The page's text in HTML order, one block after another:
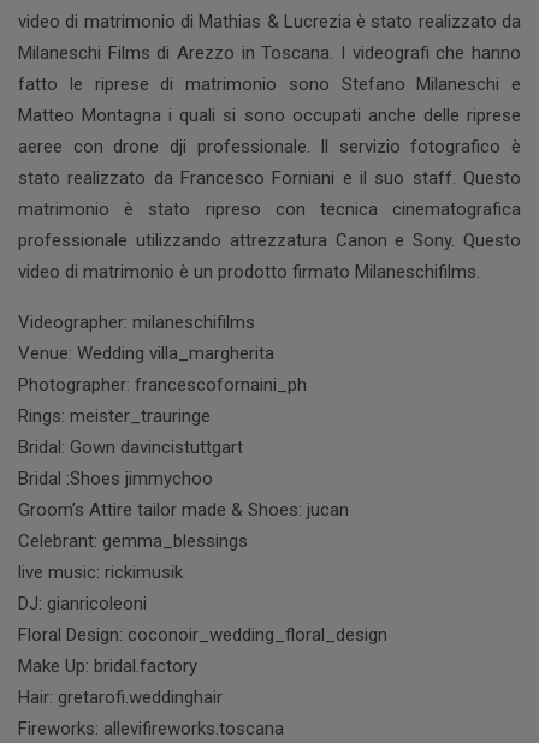
video di matrimonio di Mathias & Lucrezia è stato realizzato da
Milaneschi Films di Arezzo in Toscana. I videografi che hanno
fatto le riprese di matrimonio sono Stefano Milaneschi e
Matteo Montagna i quali si sono occupati anche delle riprese
aeree con drone dji professionale. Il servizio fotografico è
stato realizzato da Francesco Forniani e il suo staff. Questo
matrimonio è stato ripreso con tecnica cinematografica
professionale utilizzando attrezzatura Canon e Sony. Questo
video di matrimonio è un prodotto firmato Milaneschifilms.
Videographer: milaneschifilms
Venue: Wedding villa_margherita
Photographer: francescofornaini_ph
Rings: meister_trauringe
Bridal: Gown davincistuttgart
Bridal :Shoes jimmychoo
Groom’s Attire tailor made & Shoes: jucan
Celebrant: gemma_blessings
live music: rickimusik
DJ: gianricoleoni
Floral Design: coconoir_wedding_floral_design
Make Up: bridal.factory
Hair: gretarofi.weddinghair
Fireworks: allevifireworks.toscana